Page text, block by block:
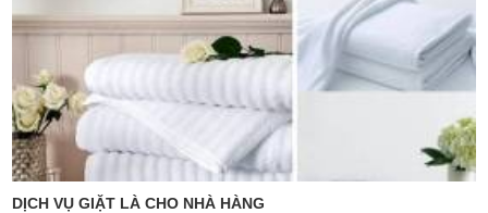
DỊCH VỤ GIẶT LÀ CHO NHÀ HÀNG